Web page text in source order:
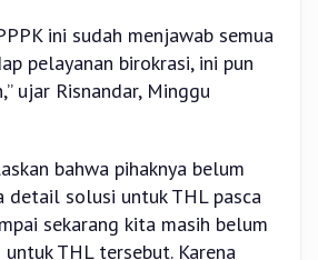
ini sudah menjawab semua
pelayanan birokrasi, ini pun
ujar Risnandar, Minggu
bahwa pihaknya belum
detail solusi untuk THL pasca
sekarang kita masih belum
THL tersebut. Karena